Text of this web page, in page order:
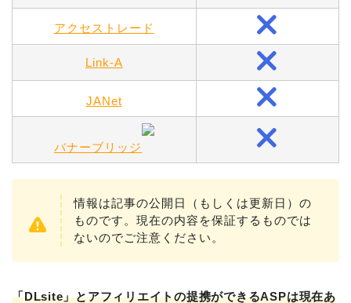
アクセストレード
Link-A
JANet
バナーブリッジ
情報は記事の公開日（もしくは更新日）の
ものです。現在の内容を保証するものでは
ないのでご注意ください。
「DLsite」とアフィリエイトの提携ができるASPは現在あ